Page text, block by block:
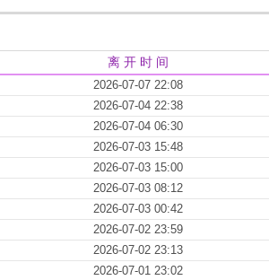
离 开 时 间
2026-07-07 22:08
2026-07-04 22:38
2026-07-04 06:30
2026-07-03 15:48
2026-07-03 15:00
2026-07-03 08:12
2026-07-03 00:42
2026-07-02 23:59
2026-07-02 23:13
2026-07-01 23:02